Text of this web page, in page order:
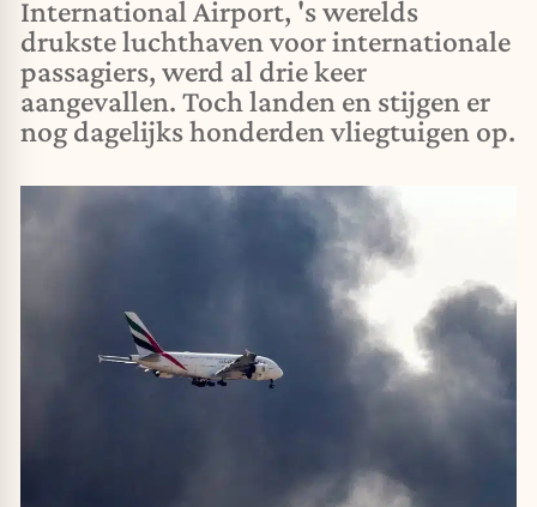
International Airport, 's werelds
drukste luchthaven voor internationale
passagiers, werd al drie keer
aangevallen. Toch landen en stijgen er
nog dagelijks honderden vliegtuigen op.